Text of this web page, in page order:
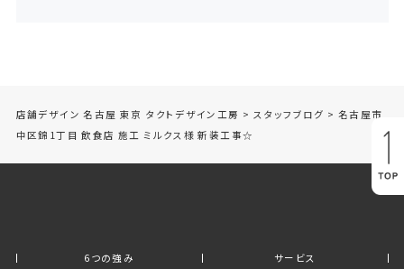
店舗デザイン 名古屋 東京 タクトデザイン工房 > スタッフブログ > 名古屋市
中区錦1丁目 飲食店 施工 ミルクス様 新装工事☆
6つの強み
サービス